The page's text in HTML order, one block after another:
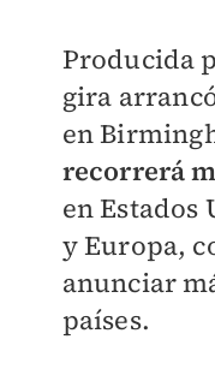
Producida
gira
en
recorrerá
en Estados
y Europa,
anunciar
países.